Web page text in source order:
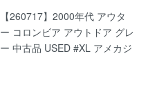
【260717】2000年代 アウタ
ー コロンビア アウトドア グレ
ー 中古品 USED #XL アメカジ